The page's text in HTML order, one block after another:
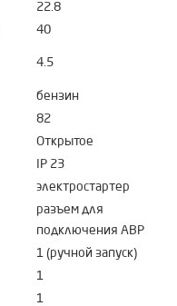
22.8
40
4.5
бензин
82
Открытое
IP 23
электростартер
разъем для
подключения АВР
1 (ручной запуск)
1
1